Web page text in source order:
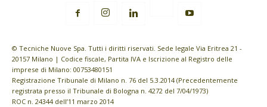
© Tecniche Nuove Spa. Tutti i diritti riservati. Sede legale Via Eritrea 21 -
20157 Milano | Codice fiscale, Partita IVA e Iscrizione al Registro delle
imprese di Milano: 00753480151
Registrazione Tribunale di Milano n. 76 del 5.3.2014 (Precedentemente
registrata presso il Tribunale di Bologna n. 4272 del 7/04/1973)
ROC n. 24344 dell’11 marzo 2014